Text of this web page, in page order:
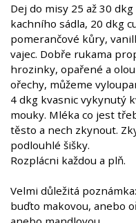
Dej do misy 25 až 30
kachního sádla, 20 dkg
pomerančové kůry,
vajec. Dobře rukama
hrozinky, opařené a
ořechy, můžeme
4 dkg kvasnic vykynutý
mouky. Mléka co jest
těsto a nech zkynout.
podlouhlé šišky.
Rozplácni každou a plň.
Velmi důležitá
buďto makovou, anebo